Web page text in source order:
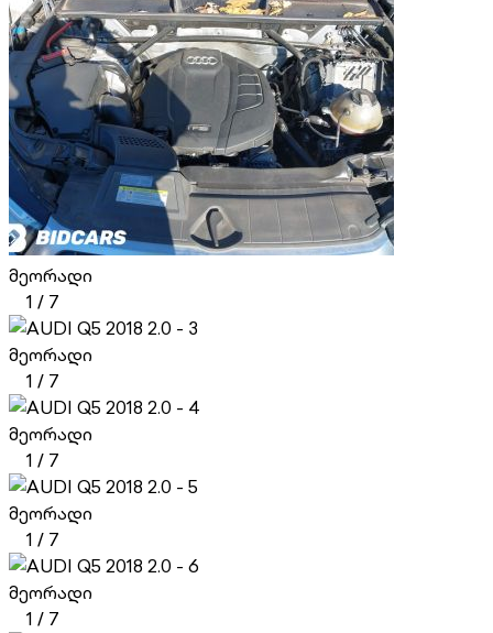
მეორადი
1 / 7
მეორადი
1 / 7
მეორადი
1 / 7
მეორადი
1 / 7
მეორადი
1 / 7